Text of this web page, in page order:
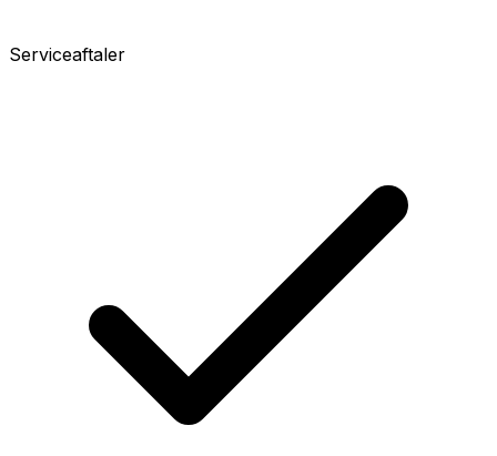
Serviceaftaler